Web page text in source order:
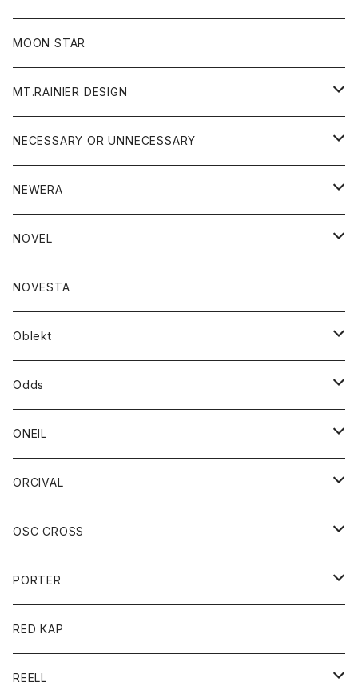
フリース
ジャケット
ニット
パンツ
帽子
MOON STAR
MT.RAINIER DESIGN
アウター
コート
ジャケット
アクセサリー
バッグ
グッズ
ウォレット
靴
トップス
ジャケット
シャツ
ボトム
ショートパンツ
パンツ
レディース
シャツ
Tシャツ
NECESSARY OR UNNECESSARY
アウター
コート
ジャケット
アクセサリー
バッグ
ブレスレット
グッズ
靴
ストール/マフラー
トップス
シャツ
シャツジャケット
ロングスリーブＴシャツ
ボトム
ショートパンツ
ジーンズ
NEWERA
帽子
NOVEL
トップス
カットソー
スエット
ボトム
NOVESTA
Oblekt
ボトム
ショートパンツ
パンツ
レディース
ボトム
Odds
帽子
ONEIL
スカート
ORCIVAL
アウター
コート
ジャケット
アクセサリー
バッグ
キッズ
Tシャツ
グッズ
OSC CROSS
ダウンジャケット
PORTER
カードホルダー
キーホルダー
RED KAP
REELL